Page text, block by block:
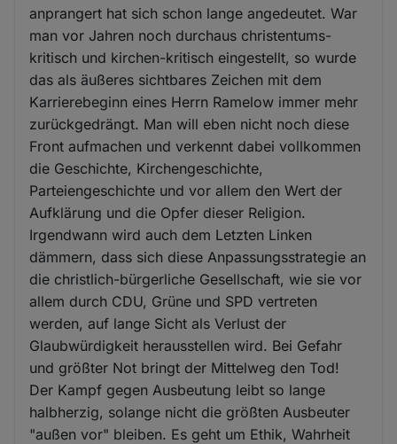
anprangert hat sich schon lange angedeutet. War
man vor Jahren noch durchaus christentums-
kritisch und kirchen-kritisch eingestellt, so wurde
das als äußeres sichtbares Zeichen mit dem
Karrierebeginn eines Herrn Ramelow immer mehr
zurückgedrängt. Man will eben nicht noch diese
Front aufmachen und verkennt dabei vollkommen
die Geschichte, Kirchengeschichte,
Parteiengeschichte und vor allem den Wert der
Aufklärung und die Opfer dieser Religion.
Irgendwann wird auch dem Letzten Linken
dämmern, dass sich diese Anpassungsstrategie an
die christlich-bürgerliche Gesellschaft, wie sie vor
allem durch CDU, Grüne und SPD vertreten
werden, auf lange Sicht als Verlust der
Glaubwürdigkeit herausstellen wird. Bei Gefahr
und größter Not bringt der Mittelweg den Tod!
Der Kampf gegen Ausbeutung leibt so lange
halbherzig, solange nicht die größten Ausbeuter
"außen vor" bleiben. Es geht um Ethik, Wahrheit